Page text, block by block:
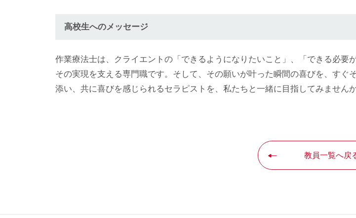
高校生へのメッセージ
作業療法士は、クライエントの「できるようになりたいこと」、「できる必要
その実現を支える専門職です。そして、その願いが叶った瞬間の喜びを、すぐ
添い、共に喜びを感じられるセラピストを、私たちと一緒に目指してみません
教員一覧へ戻